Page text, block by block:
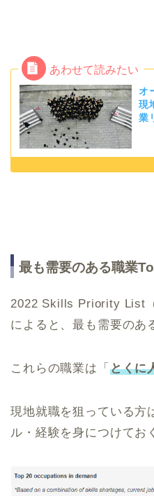
オ
現
業
最も需要のある職業
2022 Skills Priority List
によると、最も需要のあ
これらの職業は「 とくに
現地就職を狙っている方
ル・経験を身につけてお